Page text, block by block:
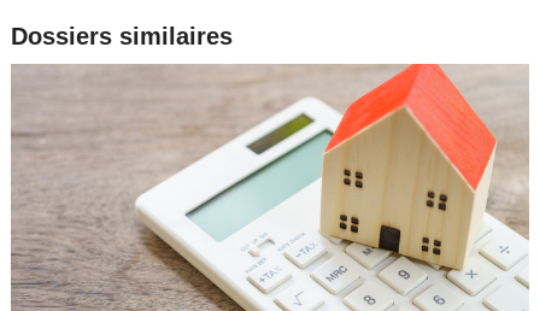
Dossiers similaires